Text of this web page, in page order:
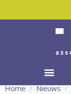
Home Nieuws